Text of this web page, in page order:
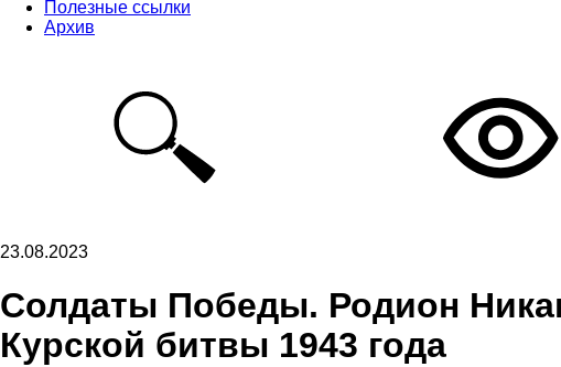
Полезные ссылки
Архив
23.08.2023
Солдаты Победы. Родион
Курской битвы 1943 года